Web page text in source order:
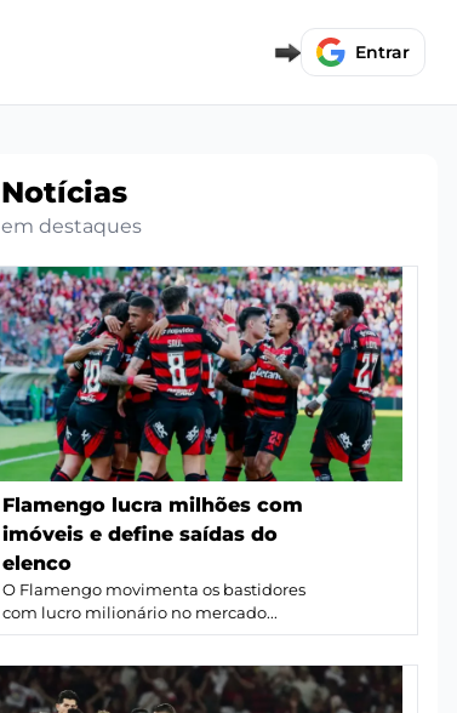
Entrar
Notícias
em destaques
Flamengo lucra milhões com
imóveis e define saídas do
elenco
O Flamengo movimenta os bastidores
com lucro milionário no mercado...